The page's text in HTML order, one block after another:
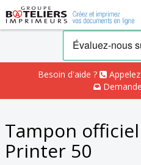
Besoin d'aide ?
Tampon officiel
Printer 50